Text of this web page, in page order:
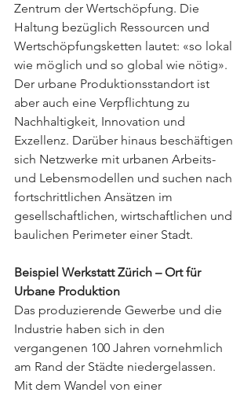
Zentrum der Wertschöpfung. Die
Haltung bezüglich Ressourcen und
Wertschöpfungsketten lautet: «so lokal
wie möglich und so global wie nötig».
Der urbane Produktionsstandort ist
aber auch eine Verpflichtung zu
Nachhaltigkeit, Innovation und
Exzellenz. Darüber hinaus beschäftigen
sich Netzwerke mit urbanen Arbeits-
und Lebensmodellen und suchen nach
fortschrittlichen Ansätzen im
gesellschaftlichen, wirtschaftlichen und
baulichen Perimeter einer Stadt.
Beispiel Werkstatt Zürich – Ort für
Urbane Produktion
Das produzierende Gewerbe und die
Industrie haben sich in den
vergangenen 100 Jahren vornehmlich
am Rand der Städte niedergelassen.
Mit dem Wandel von einer